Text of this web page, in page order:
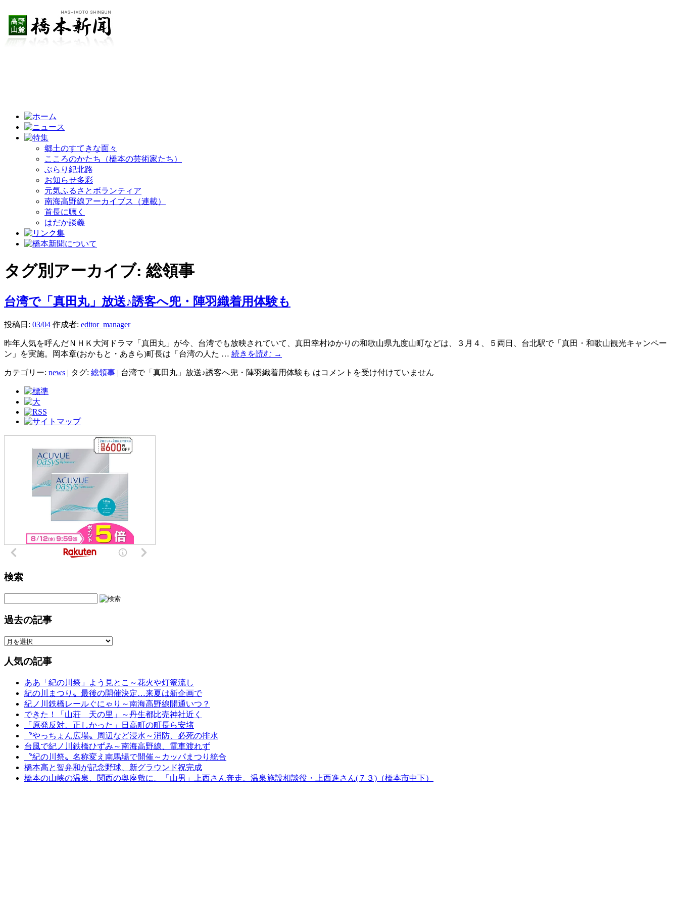
郷土のすてきな面々
こころのかたち（橋本の芸術家たち）
ぶらり紀北路
お知らせ多彩
元気ふるさとボランティア
南海高野線アーカイブス（連載）
首長に聴く
はだか談義
タグ別アーカイブ: 総領事
台湾で「真田丸」放送♪誘客へ兜・陣羽織着用体験も
投稿日: 03/04 作成者: editor_manager
昨年人気を呼んだＮＨＫ大河ドラマ「真田丸」が今、台湾でも放映されていて、真田幸村ゆかりの和歌山県九度山町などは、３月４、５両日、台北駅で「真田・和歌山観光キャンペー
ン」を実施。岡本章(おかもと・あきら)町長は「台湾の人た … 続きを読む →
カテゴリー: news | タグ: 総領事 | 台湾で「真田丸」放送♪誘客へ兜・陣羽織着用体験も はコメントを受け付けていません
検索
過去の記事
人気の記事
ああ「紀の川祭」よう見とこ～花火や灯篭流し
紀の川まつり〟最後の開催決定…来夏は新企画で
紀ノ川鉄橋レールぐにゃり～南海高野線開通いつ？
できた！「山荘 天の里」～丹生都比売神社近く
「原発反対、正しかった」日高町の町長ら安堵
〝やっちょん広場〟周辺など浸水～消防、必死の排水
台風で紀ノ川鉄橋ひずみ～南海高野線、電車渡れず
〝紀の川祭〟名称変え南馬場で開催～カッパまつり統合
橋本高と智弁和が記念野球、新グラウンド祝完成
橋本の山峡の温泉、関西の奥座敷に。「山男」上西さん奔走。温泉施設相談役・上西進さん(７３)（橋本市中下）